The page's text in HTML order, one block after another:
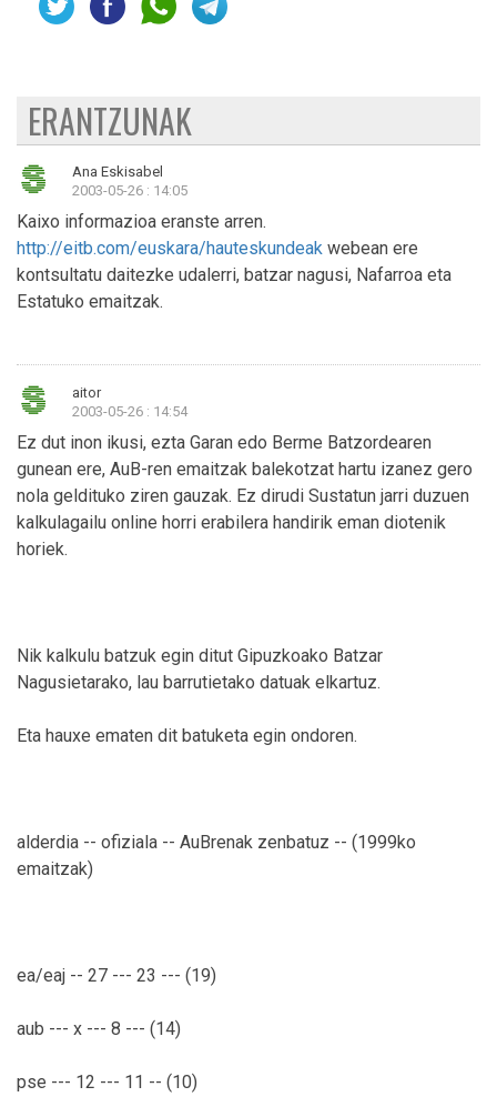
ERANTZUNAK
Ana Eskisabel
2003-05-26 : 14:05
Kaixo informazioa eranste arren.
http://eitb.com/euskara/hauteskundeak webean ere
kontsultatu daitezke udalerri, batzar nagusi, Nafarroa eta
Estatuko emaitzak.
aitor
2003-05-26 : 14:54
Ez dut inon ikusi, ezta Garan edo Berme Batzordearen
gunean ere, AuB-ren emaitzak balekotzat hartu izanez gero
nola geldituko ziren gauzak. Ez dirudi Sustatun jarri duzuen
kalkulagailu online horri erabilera handirik eman diotenik
horiek.
Nik kalkulu batzuk egin ditut Gipuzkoako Batzar
Nagusietarako, lau barrutietako datuak elkartuz.
Eta hauxe ematen dit batuketa egin ondoren.
alderdia -- ofiziala -- AuBrenak zenbatuz -- (1999ko
emaitzak)
ea/eaj -- 27 --- 23 --- (19)
aub --- x --- 8 --- (14)
pse --- 12 --- 11 -- (10)